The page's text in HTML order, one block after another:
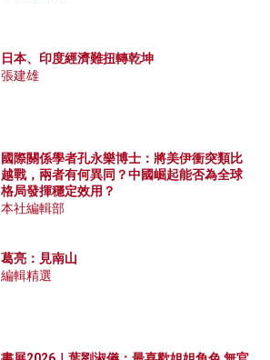
日本、印度經濟難扭轉乾坤
張建雄
國際關係學者孔永樂博士：將美伊衝突類比
越戰，兩者有何異同？中國崛起能否為全球
格局發揮穩定效用？
本社編輯部
葛亮：見南山
編輯精選